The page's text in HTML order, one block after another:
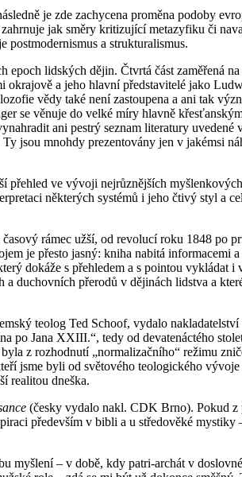
je zde zachycena proměna podoby
jak směry kritizující metazyfiku či
postmodernismus a strukturalismus.
lidských dějin. Čtvrtá část zaměřená
a jeho hlavní představitelé jako
vědy také není zastoupena a ani tak
se věnuje do velké míry hlavně
ani pestrý seznam literatury uvedené
jsou mnohdy prezentovány jen v jakémsi
přehled ve vývoji nejrůznějších
některých systémů i jeho čtivý styl a
rámec užší, od revolucí roku 1848 po
je přesto jasný: kniha nabitá informacemi a
dokáže s přehledem a s pointou vykládat i
duchovních přerodů v dějinách lidstva a
teolog Ted Schoof, vydalo nakladatelství
po Jana XXIII.“, tedy od devatenáctého
z rozhodnutí „normalizačního“ režimu
jsme byli od světového teologického
realitou dneška.
(česky vydalo nakl. CDK Brno). Pokud z
především v bibli a u středověké mystiky
myšlení – v době, kdy patri-archát v